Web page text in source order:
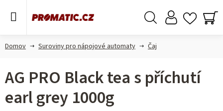
Domov Suroviny pro nápojové automaty Čaj
AG PRO Black tea s příchutí
earl grey 1000g